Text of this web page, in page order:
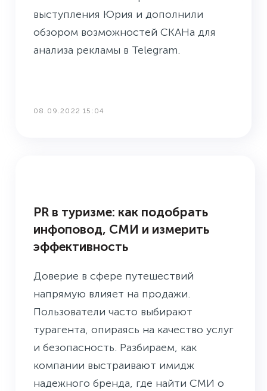
выступления Юрия и дополнили
обзором возможностей СКАНа для
анализа рекламы в Telegram.
08.09.2022 15:04
PR в туризме: как подобрать
инфоповод, СМИ и измерить
эффективность
Доверие в сфере путешествий
напрямую влияет на продажи.
Пользователи часто выбирают
турагента, опираясь на качество услуг
и безопасность. Разбираем, как
компании выстраивают имидж
надежного бренда, где найти СМИ о